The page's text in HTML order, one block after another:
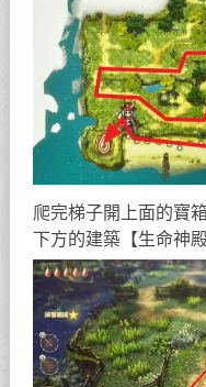
爬完梯子開上面的寶
下方的建築【生命神